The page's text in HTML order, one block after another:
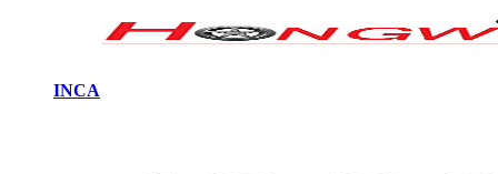
INCA